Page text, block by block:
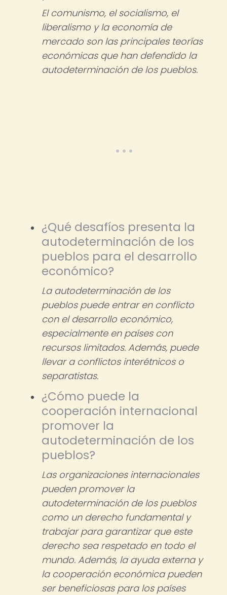
El comunismo, el socialismo, el
liberalismo y la economía de
mercado son las principales teorías
económicas que han defendido la
autodeterminación de los pueblos.
¿Qué desafíos presenta la
autodeterminación de los
pueblos para el desarrollo
económico?
La autodeterminación de los
pueblos puede entrar en conflicto
con el desarrollo económico,
especialmente en países con
recursos limitados. Además, puede
llevar a conflictos interétnicos o
separatistas.
¿Cómo puede la
cooperación internacional
promover la
autodeterminación de los
pueblos?
Las organizaciones internacionales
pueden promover la
autodeterminación de los pueblos
como un derecho fundamental y
trabajar para garantizar que este
derecho sea respetado en todo el
mundo. Además, la ayuda externa y
la cooperación económica pueden
ser beneficiosas para los países